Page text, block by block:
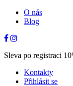
O nás
Blog
Sleva po registraci
Kontakty
Přihlásit se